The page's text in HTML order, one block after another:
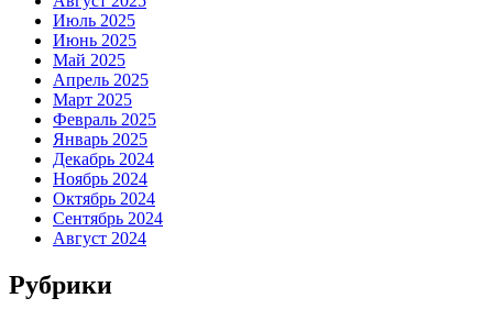
Июль 2025
Июнь 2025
Май 2025
Апрель 2025
Март 2025
Февраль 2025
Январь 2025
Декабрь 2024
Ноябрь 2024
Октябрь 2024
Сентябрь 2024
Август 2024
Рубрики